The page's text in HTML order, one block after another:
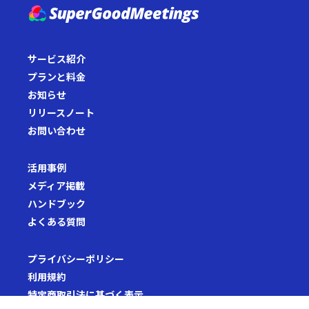
サービス紹介
プランと料金
お知らせ
リリースノート
お問い合わせ
活用事例
メディア掲載
ハンドブック
よくある質問
プライバシーポリシー
利用規約
特定商取引法に基づく表示